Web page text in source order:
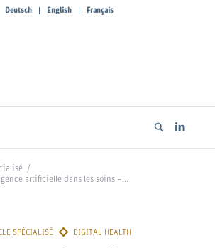
Deutsch English Français
/
artificielle dans les soins –...